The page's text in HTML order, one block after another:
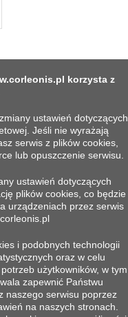
KATEGORII:
>
Szybki podgląd
STYK POMOCNICZY
LADN40
Więcej
korzysta z
ustawień dotyczących
Jeśli nie wyrażają
serwis z plików cookies,
lub opuszczenie serwisu.
ustawień dotyczących
plików cookies, co będzie
urządzeniach przez serwis
i podobnych technologii
oraz w celu
użytkowników, w tym
zapewnić Państwu
naszego serwisu poprzez
na naszych stronach.